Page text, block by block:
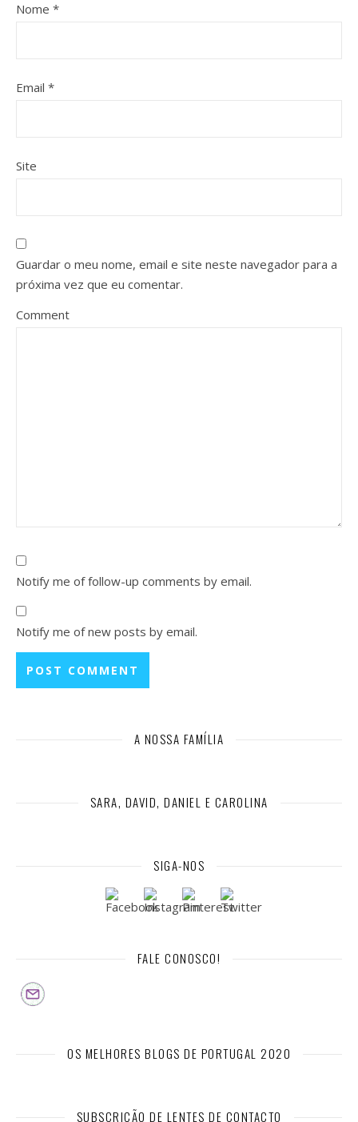
Nome *
Email *
Site
Guardar o meu nome, email e site neste navegador para a
próxima vez que eu comentar.
Comment
Notify me of follow-up comments by email.
Notify me of new posts by email.
A NOSSA FAMÍLIA
SARA, DAVID, DANIEL E CAROLINA
SIGA-NOS
FALE CONOSCO!
OS MELHORES BLOGS DE PORTUGAL 2020
SUBSCRIÇÃO DE LENTES DE CONTACTO